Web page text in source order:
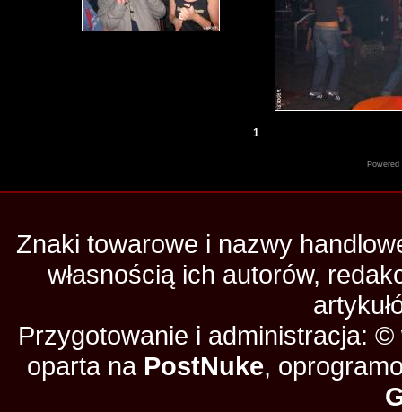
1
Znaki towarowe i nazwy
własnością ich autorów,
Przygotowanie i administracja:
oparta na PostNuke,